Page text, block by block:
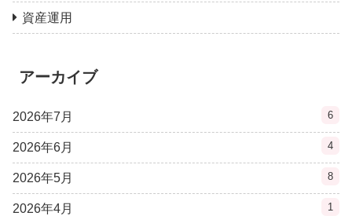
資産運用
アーカイブ
2026年7月 6
2026年6月 4
2026年5月 8
2026年4月 1